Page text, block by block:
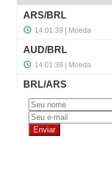
NewsLetter